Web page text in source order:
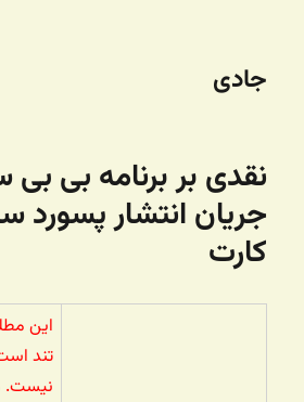
جادی
نقدی بر برنامه بی
جریان انتشار پسورد
کارت
این
تند
نیست.